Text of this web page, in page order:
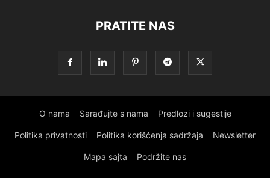
PRATITE NAS
O nama Sarađujte s nama Predlozi i sugestije
Politika privatnosti Politika korišćenja sadržaja Newsletter
Mapa sajta Podržite nas